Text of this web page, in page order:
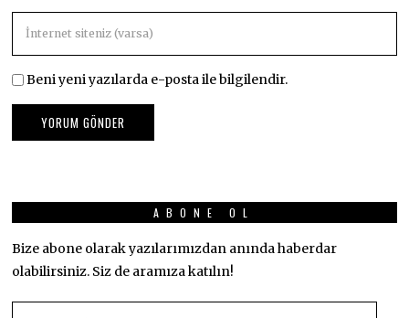
Beni yeni yazılarda e-posta ile bilgilendir.
ABONE OL
Bize abone olarak yazılarımızdan anında haberdar
olabilirsiniz. Siz de aramıza katılın!